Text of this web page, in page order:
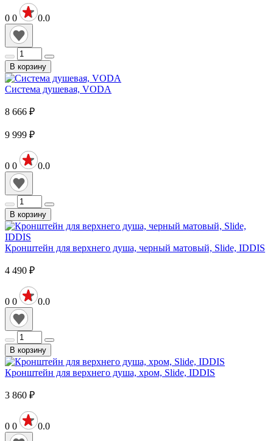
0 0 0.0
В корзину
Система душевая, VODA
8 666 ₽
9 999 ₽
0 0 0.0
В корзину
Кронштейн для верхнего душа, черный матовый, Slide, IDDIS
4 490 ₽
0 0 0.0
В корзину
Кронштейн для верхнего душа, хром, Slide, IDDIS
3 860 ₽
0 0 0.0